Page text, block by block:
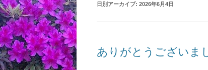
日別アーカイブ: 2026年6月4日
ありがとうございま